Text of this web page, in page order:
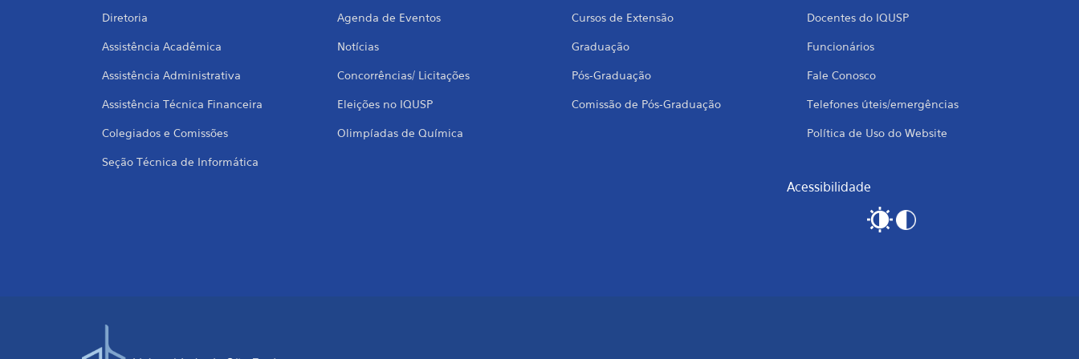
Diretoria
Assistência Acadêmica
Assistência Administrativa
Assistência Técnica Financeira
Colegiados e Comissões
Seção Técnica de Informática
Agenda de Eventos
Notícias
Concorrências/ Licitações
Eleições no IQUSP
Olimpíadas de Química
Cursos de Extensão
Graduação
Pós-Graduação
Comissão de Pós-Graduação
Docentes do IQUSP
Funcionários
Fale Conosco
Telefones úteis/emergências
Política de Uso do Website
Acessibilidade